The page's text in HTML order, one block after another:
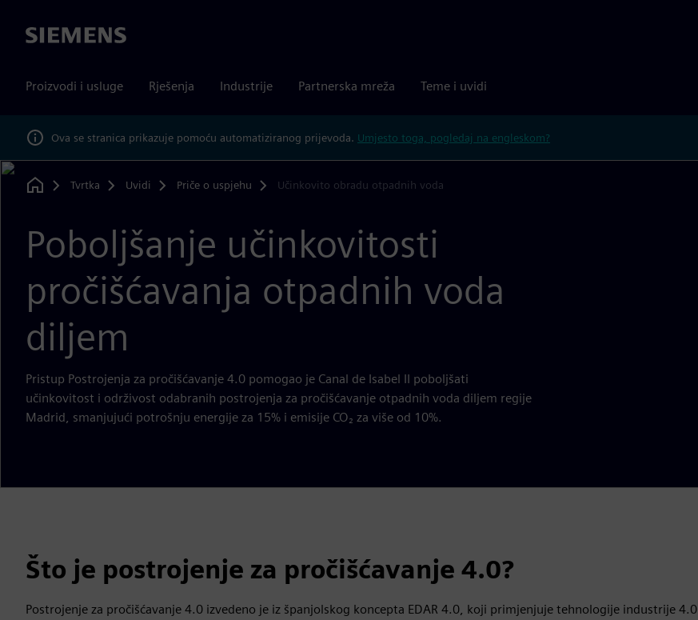
Siemens
Proizvodi i usluge Rješenja Industrije Partnerska mreža Teme i uvidi
Ova se stranica prikazuje pomoću automatiziranog prijevoda. Umjesto toga, pogledaj na engleskom?
Home
Tvrtka Uvidi Priče o uspjehu Učinkovito obradu otpadnih voda
Poboljšanje učinkovitosti
pročišćavanja otpadnih voda
diljem
Pristup Postrojenja za pročišćavanje 4.0 pomogao je Canal de Isabel II poboljšati
učinkovitost i održivost odabranih postrojenja za pročišćavanje otpadnih voda diljem regije
Madrid, smanjujući potrošnju energije za 15% i emisije CO₂ za više od 10%.
Što je postrojenje za pročišćavanje 4.0?
Postrojenje za pročišćavanje 4.0 izvedeno je iz španjolskog koncepta EDAR 4.0, koji primjenjuje tehnologije industrije 4.0